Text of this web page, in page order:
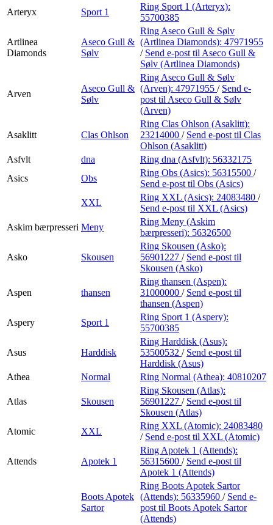
Arteryx
Sport 1
Ring Sport 1 (Arteryx):
55700385
Artlinea
Diamonds
Aseco Gull &
Sølv
Ring Aseco Gull & Sølv
(Artlinea Diamonds): 47971955
/ Send e-post til Aseco Gull &
Sølv (Artlinea Diamonds)
Arven
Aseco Gull &
Sølv
Ring Aseco Gull & Sølv
(Arven): 47971955 / Send e-
post til Aseco Gull & Sølv
(Arven)
Asaklitt Clas Ohlson
Ring Clas Ohlson (Asaklitt):
23214000 / Send e-post til Clas
Ohlson (Asaklitt)
Asfvlt
dna Ring dna (Asfvlt): 56332175
Asics
Obs
Ring Obs (Asics): 56315500 /
Send e-post til Obs (Asics)
XXL
Ring XXL (Asics): 24083480 /
Send e-post til XXL (Asics)
Askim bærpresseri Meny
Ring Meny (Askim
bærpresseri): 56326500
Asko Skousen
Ring Skousen (Asko):
56901227 / Send e-post til
Skousen (Asko)
Aspen thansen
Ring thansen (Aspen):
31000000 / Send e-post til
thansen (Aspen)
Aspery
Sport 1
Ring Sport 1 (Aspery):
55700385
Asus Harddisk
Ring Harddisk (Asus):
53500532 / Send e-post til
Harddisk (Asus)
Athea
Normal Ring Normal (Athea): 40810207
Atlas Skousen
Ring Skousen (Atlas):
56901227 / Send e-post til
Skousen (Atlas)
Atomic
XXL
Ring XXL (Atomic): 24083480
/ Send e-post til XXL (Atomic)
Attends Apotek 1
Ring Apotek 1 (Attends):
56315600 / Send e-post til
Apotek 1 (Attends)
Boots Apotek
Sartor
Ring Boots Apotek Sartor
(Attends): 56335960 / Send e-
post til Boots Apotek Sartor
(Attends)